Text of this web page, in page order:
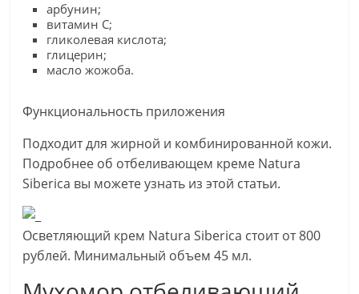
арбунин;
витамин С;
гликолевая кислота;
глицерин;
масло жожоба.
Функциональность приложения
Подходит для жирной и комбинированной кожи.
Подробнее об отбеливающем креме Natura
Siberica вы можете узнать из этой статьи.
Осветляющий крем Natura Siberica стоит от 800
рублей. Минимальный объем 45 мл.